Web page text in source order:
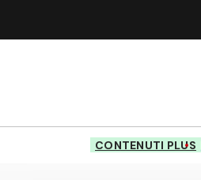
CONTENUTI PLUS